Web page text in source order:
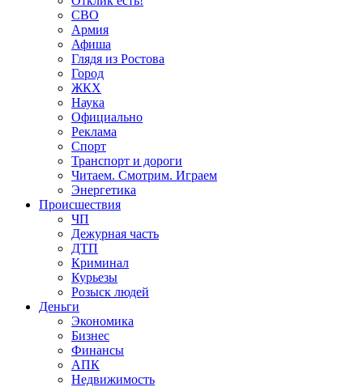
СВО
Армия
Афиша
Глядя из Ростова
Город
ЖКХ
Наука
Официально
Реклама
Спорт
Транспорт и дороги
Читаем. Смотрим. Играем
Энергетика
Происшествия
ЧП
Дежурная часть
ДТП
Криминал
Курьезы
Розыск людей
Деньги
Экономика
Бизнес
Финансы
АПК
Недвижимость